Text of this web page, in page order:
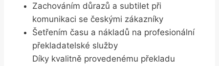
Zachováním důrazů a subtilet při
komunikaci se českými zákazníky
Šetřením času a nákladů na profesionální
překladatelské služby
Díky kvalitně provedenému překladu